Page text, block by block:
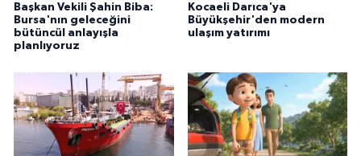
Başkan Vekili Şahin Biba:
Bursa'nın geleceğini
bütüncül anlayışla
planlıyoruz
Kocaeli Darıca'ya
Büyükşehir'den modern
ulaşım yatırımı